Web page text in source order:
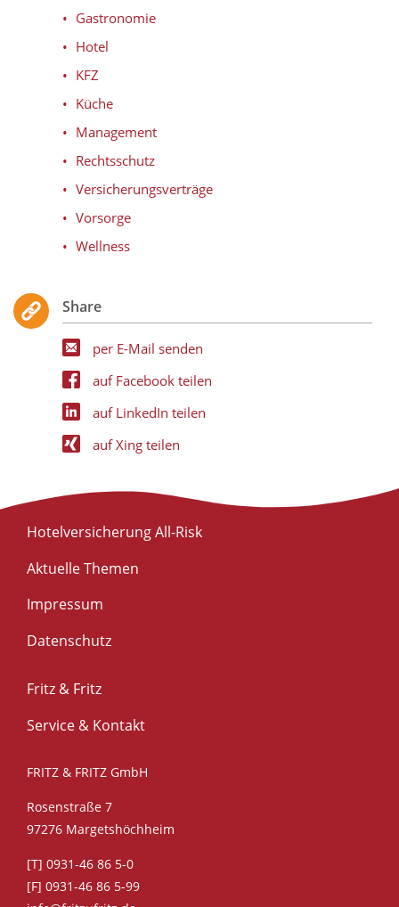
Gastronomie
Hotel
KFZ
Küche
Management
Rechtsschutz
Versicherungsverträge
Vorsorge
Wellness
Share
per E-Mail senden
auf Facebook teilen
auf LinkedIn teilen
auf Xing teilen
Hotelversicherung All-Risk
Aktuelle Themen
Impressum
Datenschutz
Fritz & Fritz
Service & Kontakt
FRITZ & FRITZ GmbH
Rosenstraße 7
97276 Margetshöchheim
[T] 0931-46 86 5-0
[F] 0931-46 86 5-99